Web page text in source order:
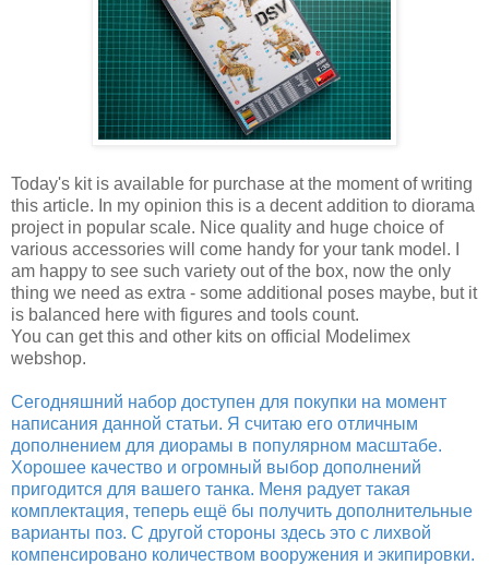
Today's kit is available for purchase at the moment of writing
this article. In my opinion this is a decent addition to diorama
project in popular scale. Nice quality and huge choice of
various accessories will come handy for your tank model. I
am happy to see such variety out of the box, now the only
thing we need as extra - some additional poses maybe, but it
is balanced here with figures and tools count.
You can get this and other kits on official Modelimex
webshop.
Сегодняшний набор доступен для покупки на момент
написания данной статьи. Я считаю его отличным
дополнением для диорамы в популярном масштабе.
Хорошее качество и огромный выбор дополнений
пригодится для вашего танка. Меня радует такая
комплектация, теперь ещё бы получить дополнительные
варианты поз. С другой стороны здесь это с лихвой
компенсировано количеством вооружения и экипировки.